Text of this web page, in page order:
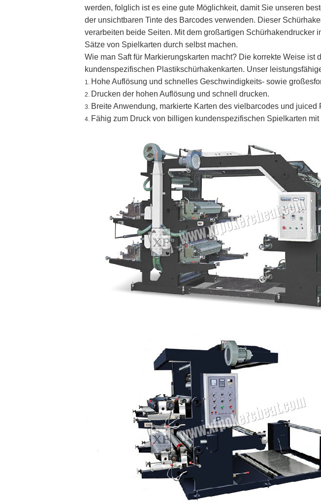
werden, folglich ist es eine gute Möglichkeit, damit Sie unseren
der unsichtbaren Tinte des Barcodes verwenden. Dieser
verarbeiten beide Seiten. Mit dem großartigen
Sätze von Spielkarten durch selbst machen.
Wie man Saft für Markierungskarten macht? Die korrekte Weise
kundenspezifischen Plastikschürhakenkarten. Unser
1. Hohe Auflösung und schnelles Geschwindigkeits- sowie
2. Drucken der hohen Auflösung und schnell drucken.
3. Breite Anwendung, markierte Karten des vielbarcodes und juiced
4. Fähig zum Druck von billigen kundenspezifischen Spielkarten